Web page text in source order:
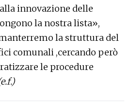
innovazione delle
la nostra lista»,
la struttura del
comunali ,cercando però
le procedure